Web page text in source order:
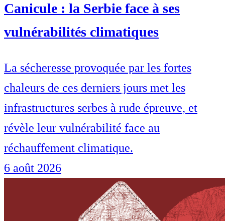
Canicule : la Serbie face à ses
vulnérabilités climatiques
La sécheresse provoquée par les fortes
chaleurs de ces derniers jours met les
infrastructures serbes à rude épreuve, et
révèle leur vulnérabilité face au
réchauffement climatique.
6 août 2026